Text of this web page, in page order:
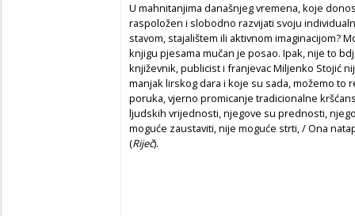
U mahnitanjima današnjeg vremena, koje
raspoložen i slobodno razvijati svoju
stavom, stajalištem ili aktivnom imaginacijom?
knjigu pjesama mučan je posao. Ipak, nije to
književnik, publicist i franjevac Miljenko Stojić
manjak lirskog dara i koje su sada, možemo to
poruka, vjerno promicanje tradicionalne
ljudskih vrijednosti, njegove su prednosti,
moguće zaustaviti, nije moguće strti, / Ona
(Riječ).